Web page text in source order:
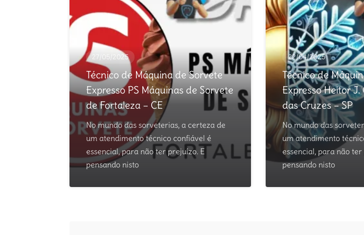
27/05/2025
Técnico de Máquina de Sorvete
Expresso PS Máquinas de Sorvete
de Fortaleza – CE
No mundo das sorveterias, a certeza de
um atendimento técnico confiável é
essencial, para não ter prejuízo. E
pensando nisto
22/04/2025
Técnico de
Expresso Heitor
das Cruzes – SP
No mundo das
um atendimento
essencial, para não
pensando nisto